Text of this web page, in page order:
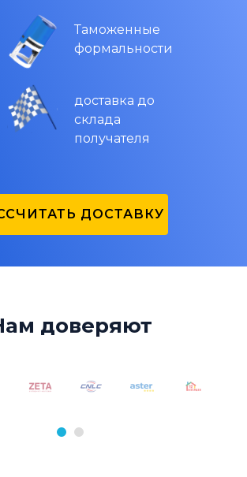
Таможенные
формальности
доставка до
склада
получателя
ДОСТАВКУ
доверяют